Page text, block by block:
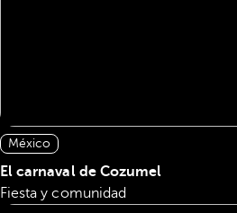
México
El carnaval de Cozumel
Fiesta y comunidad